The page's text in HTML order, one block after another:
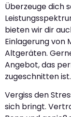
Überzeuge dich
bieten wir dir
Einlagerung von
Altgeräten.
Angebot, das
zugeschnitten ist.
Vergiss den
sich bringt.